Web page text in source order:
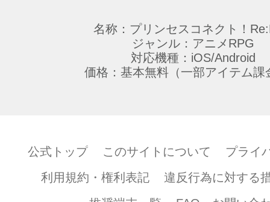
名称：プリンセスコネクト！
ジャンル：アニメRPG
対応機種：iOS/Android
価格：基本無料（一部アイテム課
公式トップ このサイトについて
プライ
利用規約・権利表記
違反行為に対する